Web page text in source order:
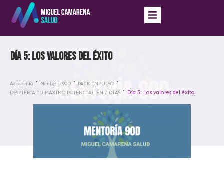
Día 5: Los valores del éxito
Academia Mentoría 90D
PACK IMPULSO
DESPIERTA TU MÁXIMO POTENCIAL EN 7 DÍAS
Día 5: Los valores del éxito